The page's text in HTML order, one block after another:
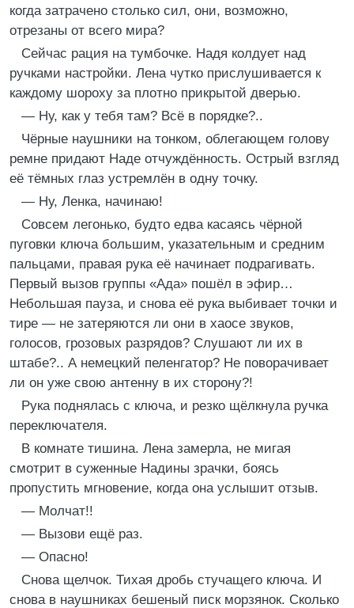
когда затрачено столько сил, они, возможно,
отрезаны от всего мира?
Сейчас рация на тумбочке. Надя колдует над
ручками настройки. Лена чутко прислушивается к
каждому шороху за плотно прикрытой дверью.
— Ну, как у тебя там? Всё в порядке?..
Чёрные наушники на тонком, облегающем голову
ремне придают Наде отчуждённость. Острый взгляд
её тёмных глаз устремлён в одну точку.
— Ну, Ленка, начинаю!
Совсем легонько, будто едва касаясь чёрной
пуговки ключа большим, указательным и средним
пальцами, правая рука её начинает подрагивать.
Первый вызов группы «Ада» пошёл в эфир…
Небольшая пауза, и снова её рука выбивает точки и
тире — не затеряются ли они в хаосе звуков,
голосов, грозовых разрядов? Слушают ли их в
штабе?.. А немецкий пеленгатор? Не поворачивает
ли он уже свою антенну в их сторону?!
Рука поднялась с ключа, и резко щёлкнула ручка
переключателя.
В комнате тишина. Лена замерла, не мигая
смотрит в суженные Надины зрачки, боясь
пропустить мгновение, когда она услышит отзыв.
— Молчат!!
— Вызови ещё раз.
— Опасно!
Снова щелчок. Тихая дробь стучащего ключа. И
снова в наушниках бешеный писк морзянок. Сколько